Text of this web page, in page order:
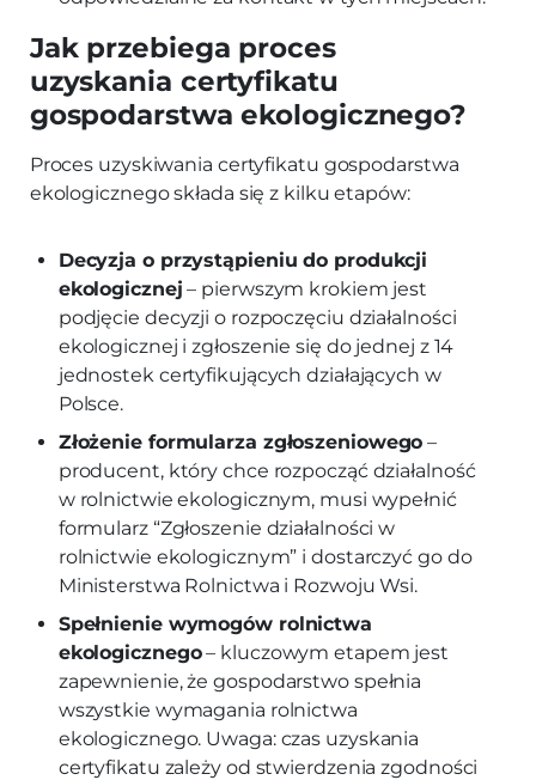
Jak przebiega proces
uzyskania certyfikatu
gospodarstwa ekologicznego?
Proces uzyskiwania certyfikatu gospodarstwa
ekologicznego składa się z kilku etapów:
Decyzja o przystąpieniu do produkcji
ekologicznej – pierwszym krokiem jest
podjęcie decyzji o rozpoczęciu działalności
ekologicznej i zgłoszenie się do jednej z 14
jednostek certyfikujących działających w
Polsce.
Złożenie formularza zgłoszeniowego –
producent, który chce rozpocząć działalność
w rolnictwie ekologicznym, musi wypełnić
formularz “Zgłoszenie działalności w
rolnictwie ekologicznym” i dostarczyć go do
Ministerstwa Rolnictwa i Rozwoju Wsi.
Spełnienie wymogów rolnictwa
ekologicznego– kluczowym etapem jest
zapewnienie, że gospodarstwo spełnia
wszystkie wymagania rolnictwa
ekologicznego. Uwaga: czas uzyskania
certyfikatu zależy od stwierdzenia zgodności